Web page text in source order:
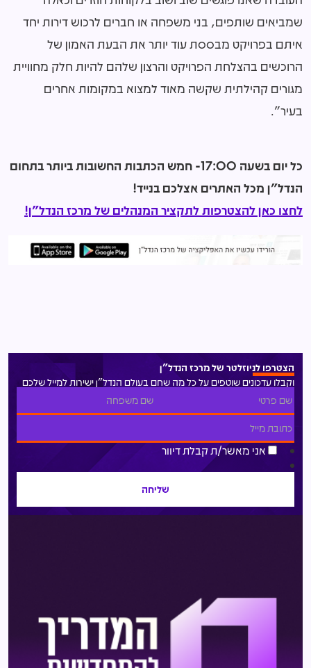
שמביאים שותפים, בני משפחה או חברים לרכוש דירות יחד
איתם בפרויקט מבססת עוד יותר את הבעת האמון של
הרוכשים בהצלחת הפרויקט והרצון שלהם להיות חלק מחוויית
מגורים קהילתית שקשה מאוד למצוא במקומות אחרים
בעיר".
כל יום בשעה 17:00- חמש הכתבות החשובות ביותר בתחום
הנדל"ן מכל האתרים אצלכם בנייד!
לחצו כאן להצטרפות לתקציר המנהלים של מרכז הנדל"ן!
הצטרפו לניוזלטר של מרכז הנדל"ן
וקבלו עדכונים שוטפים על כל מה שחם בעולם הנדל"ן ישירות למייל שלכם
אני מאשר/ת קבלת דיוור